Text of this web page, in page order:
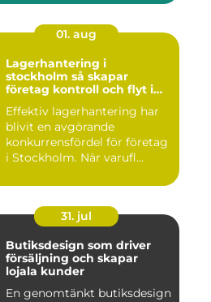
01. aug
Lagerhantering i
stockholm så skapar
företag kontroll och flyt i
Effektiv lagerhantering har
blivit en avgörande
konkurrensfördel för företag
i Stockholm. När varufl...
31. jul
Butiksdesign som driver
försäljning och skapar
lojala kunder
En genomtänkt butiksdesign